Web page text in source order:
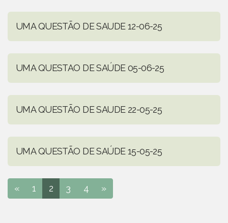
UMA QUESTÃO DE SAUDE 12-06-25
UMA QUESTAO DE SAÚDE 05-06-25
UMA QUESTÃO DE SAUDE 22-05-25
UMA QUESTÃO DE SAÚDE 15-05-25
« 1 2 3 4 »